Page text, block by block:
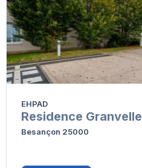
EHPAD
Residence Granvelle
Besançon 25000